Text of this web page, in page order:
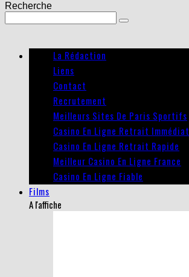
Recherche
La Rédaction
Liens
Contact
Recrutement
Meilleurs Sites De Paris Sportifs
Casino En Ligne Retrait Immédiat
Casino En Ligne Retrait Rapide
Meilleur Casino En Ligne France
Casino En Ligne Fiable
Films
A l'affiche